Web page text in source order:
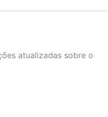
atualizadas sobre o